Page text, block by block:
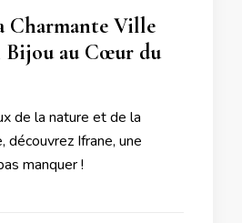
Charmante Ville
Bijou au Cœur du
de la nature et de la
découvrez Ifrane, une
manquer !